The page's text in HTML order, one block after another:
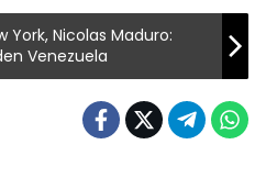
York, Nicolas Maduro:
Venezuela